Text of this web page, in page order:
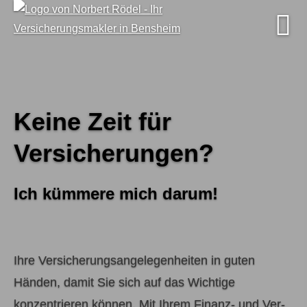
Keine Zeit für
Versicherungen?
Ich kümmere mich darum!
Ihre Versicherungsangelegenheiten in guten
Händen, damit Sie sich auf das Wichtige
Keine Zeit für
Versicherungen?
Ich kümmere mich darum!